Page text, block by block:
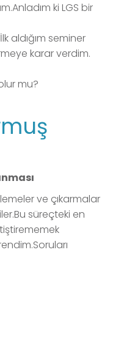
ki LGS bir
aldığım seminer
karar verdim.
mu?
ve çıkarmalar
süreçteki en